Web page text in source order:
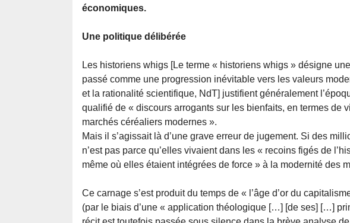
économiques.
Une politique délibérée
Les historiens whigs [Le terme « historiens whigs » désigne
passé comme une progression inévitable vers les valeurs
et la rationalité scientifique, NdT] justifient généralement
qualifié de « discours arrogants sur les bienfaits, en termes de
marchés céréaliers modernes ».
Mais il s’agissait là d’une grave erreur de jugement. Si des
n’est pas parce qu’elles vivaient dans les « recoins figés de
même où elles étaient intégrées de force » à la modernité des
Ce carnage s’est produit du temps de « l’âge d’or du
(par le biais d’une « application théologique […] [de ses] […]